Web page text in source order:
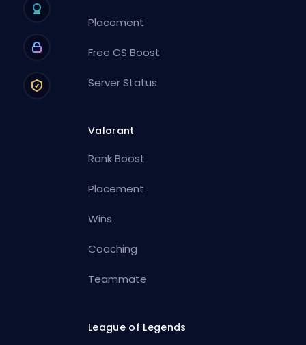
Placement
Free CS Boost
Server Status
Valorant
Rank Boost
Placement
Wins
Coaching
Teammate
League of Legends